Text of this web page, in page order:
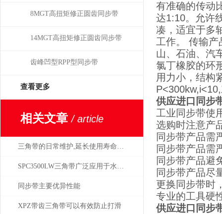
8MGT高扭矩修正圆齿同步带
14MGT高扭矩修正圆齿同步带
齿峰凹型RPP型同步带
查看更多
相关文章/ article
三角带的日常维护,延长使用寿命较为直接的方式
SPC3500LW三角带广泛应用于水泥、焦化
同步带主要优异性能
XPZ带齿三角带可以有效防止打滑
有准确的传动
达1:10。允许
凑，适宜于多
工作。 传输
山、石油、汽
氯丁橡胶的环
用力小，结构
供应进口同步
工业同步带使
选购时注意产
同步带产品需
同步带产品需
同步带产品避
同步带产品尽
更换同步带时
专业的工具硬
供应进口同步